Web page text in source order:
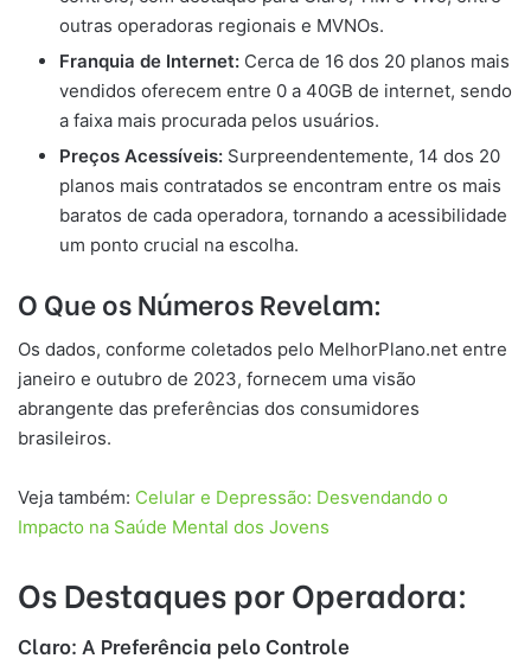
outras operadoras regionais e MVNOs.
Franquia de Internet: Cerca de 16 dos 20 planos mais
vendidos oferecem entre 0 a 40GB de internet, sendo
a faixa mais procurada pelos usuários.
Preços Acessíveis: Surpreendentemente, 14 dos 20
planos mais contratados se encontram entre os mais
baratos de cada operadora, tornando a acessibilidade
um ponto crucial na escolha.
O Que os Números Revelam:
Os dados, conforme coletados pelo MelhorPlano.net entre
janeiro e outubro de 2023, fornecem uma visão
abrangente das preferências dos consumidores
brasileiros.
Veja também: Celular e Depressão: Desvendando o
Impacto na Saúde Mental dos Jovens
Os Destaques por Operadora:
Claro: A Preferência pelo Controle